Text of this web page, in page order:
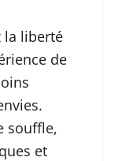
la liberté
de
souffle,
et